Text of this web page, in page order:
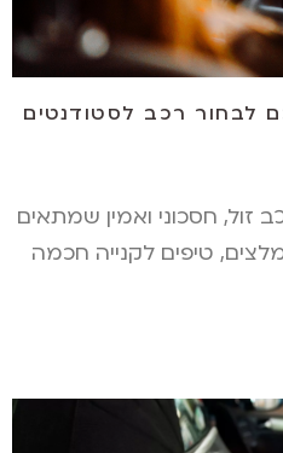
לבחור רכב לסטודנטים
חסכוני ואמין שמתאים
טיפים לקנייה חכמה